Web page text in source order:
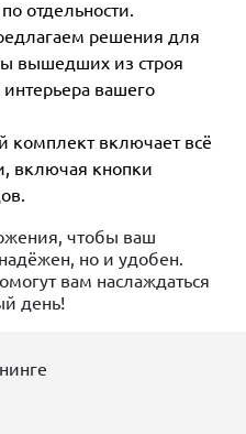
отдельности.
решения для
вышедших из строя
вашего
включает всё
включая кнопки
чтобы ваш
но и удобен.
вам наслаждаться
день!